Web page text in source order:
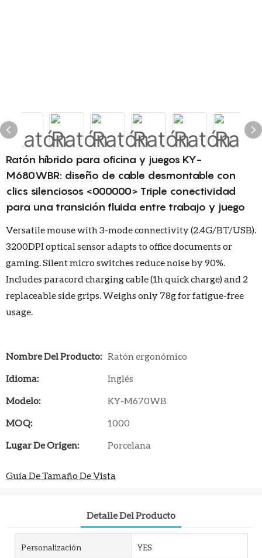
Ratón híbrido para oficina y juegos KY-
M680WBR: diseño de cable desmontable con
clics silenciosos <000000> Triple conectividad
para una transición fluida entre trabajo y juego
Versatile mouse with 3-mode connectivity (2.4G/BT/USB).
3200DPI optical sensor adapts to office documents or
gaming. Silent micro switches reduce noise by 90%.
Includes paracord charging cable (1h quick charge) and 2
replaceable side grips. Weighs only 78g for fatigue-free
usage.
Nombre Del Producto: Ratón ergonómico
Idioma:
Inglés
Modelo:
KY-M670WB
MOQ:
1000
Lugar De Origen:
Porcelana
Guía De Tamaño De Vista
Detalle Del Producto
Personalización YES